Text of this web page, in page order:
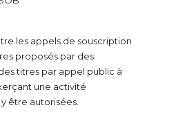
les appels de souscription
proposés par des
titres par appel public à
une activité
être autorisées.